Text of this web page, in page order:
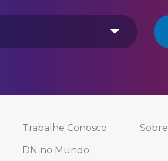
Trabalhe Conosco
DN no Mundo